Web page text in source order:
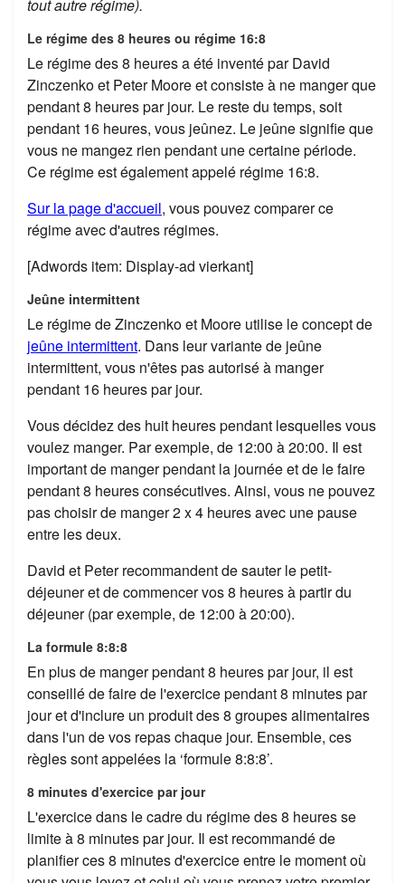
tout autre régime).
Le régime des 8 heures ou régime 16:8
Le régime des 8 heures a été inventé par David
Zinczenko et Peter Moore et consiste à ne manger que
pendant 8 heures par jour. Le reste du temps, soit
pendant 16 heures, vous jeûnez. Le jeûne signifie que
vous ne mangez rien pendant une certaine période.
Ce régime est également appelé régime 16:8.
Sur la page d'accueil, vous pouvez comparer ce
régime avec d'autres régimes.
[Adwords item: Display-ad vierkant]
Jeûne intermittent
Le régime de Zinczenko et Moore utilise le concept de
jeûne intermittent. Dans leur variante de jeûne
intermittent, vous n'êtes pas autorisé à manger
pendant 16 heures par jour.
Vous décidez des huit heures pendant lesquelles vous
voulez manger. Par exemple, de 12:00 à 20:00. Il est
important de manger pendant la journée et de le faire
pendant 8 heures consécutives. Ainsi, vous ne pouvez
pas choisir de manger 2 x 4 heures avec une pause
entre les deux.
David et Peter recommandent de sauter le petit-
déjeuner et de commencer vos 8 heures à partir du
déjeuner (par exemple, de 12:00 à 20:00).
La formule 8:8:8
En plus de manger pendant 8 heures par jour, il est
conseillé de faire de l'exercice pendant 8 minutes par
jour et d'inclure un produit des 8 groupes alimentaires
dans l'un de vos repas chaque jour. Ensemble, ces
règles sont appelées la ‘formule 8:8:8’.
8 minutes d'exercice par jour
L'exercice dans le cadre du régime des 8 heures se
limite à 8 minutes par jour. Il est recommandé de
planifier ces 8 minutes d'exercice entre le moment où